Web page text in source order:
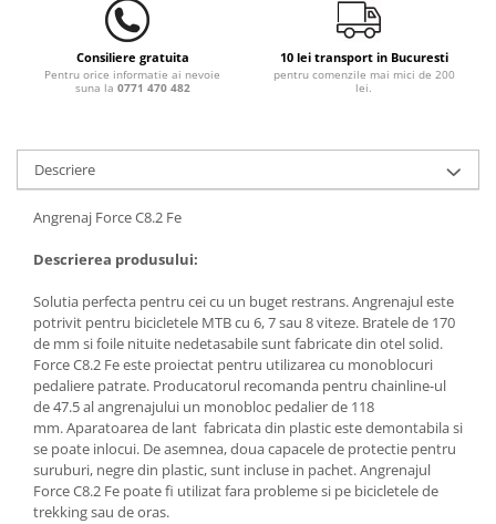
Consiliere gratuita
Pentru orice informatie ai nevoie
suna la 0771 470 482
10 lei transport in Bucuresti
pentru comenzile mai mici de 200
lei.
Descriere
Angrenaj Force C8.2 Fe
Descrierea produsului:
Solutia perfecta pentru cei cu un buget restrans. Angrenajul este
potrivit pentru bicicletele MTB cu 6, 7 sau 8 viteze. Bratele de 170
de mm si foile nituite nedetasabile sunt fabricate din otel solid.
Force C8.2 Fe este proiectat pentru utilizarea cu monoblocuri
pedaliere patrate. Producatorul recomanda pentru chainline-ul
de 47.5 al angrenajului un monobloc pedalier de 118
mm. Aparatoarea de lant fabricata din plastic este demontabila si
se poate inlocui. De asemnea, doua capacele de protectie pentru
suruburi, negre din plastic, sunt incluse in pachet. Angrenajul
Force C8.2 Fe poate fi utilizat fara probleme si pe bicicletele de
trekking sau de oras.